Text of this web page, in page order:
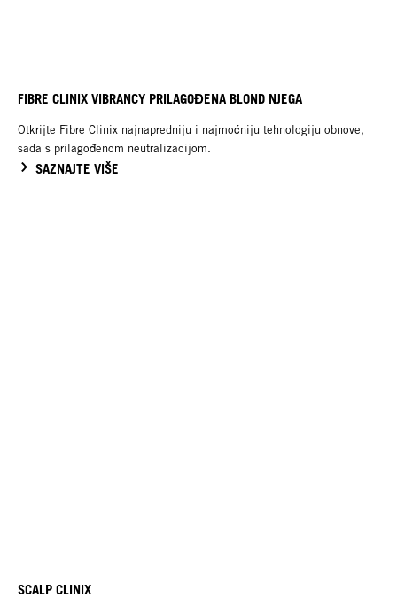
FIBRE CLINIX VIBRANCY PRILAGOĐENA BLOND NJEGA
Otkrijte Fibre Clinix najnapredniju i najmoćniju tehnologiju obnove,
sada s prilagođenom neutralizacijom.
SAZNAJTE VIŠE
SCALP CLINIX